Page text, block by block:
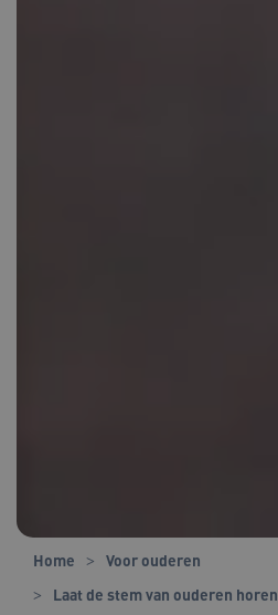
Home
Voor ouderen
Laat de stem van ouderen horen